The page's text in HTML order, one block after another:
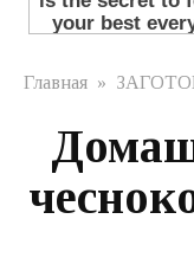
Главная »